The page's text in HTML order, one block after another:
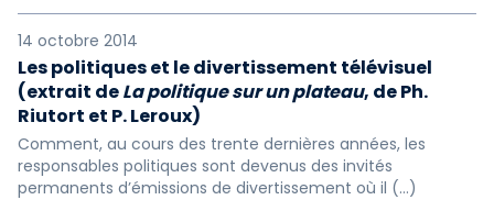
14 octobre 2014
Les politiques et le divertissement télévisuel
(extrait deLa politique sur un plateau, de Ph.
Riutort et P. Leroux)
Comment, au cours des trente dernières années, les
responsables politiques sont devenus des invités
permanents d’émissions de divertissement où il (…)